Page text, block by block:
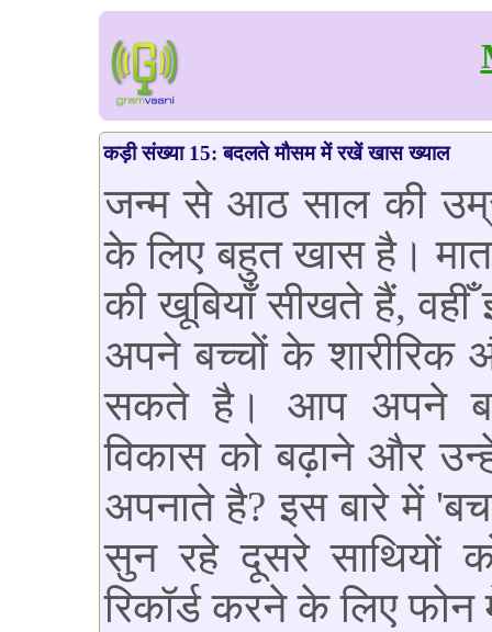
कड़ी संख्या 15: बदलते मौसम में रखें खास ख्याल
जन्म से आठ साल की
के लिए बहुत खास है।
की खूबियाँ सीखते हैं,
अपने बच्चों के शारीरिक
सकते है। आप अपने
विकास को बढ़ाने और
अपनाते है? इस बारे में
सुन रहे दूसरे साथियों
रिकॉर्ड करने के लिए फोन